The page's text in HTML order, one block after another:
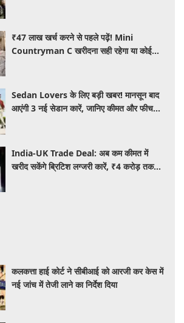
₹47 लाख खर्च करने से पहले पढ़ें! Mini
Countryman C खरीदना सही रहेगा या कोई
Sedan Lovers के लिए बड़ी खबर! मानसून बाद
आएंगी 3 नई सेडान कारें, जानिए कीमत और फीचर्स
India-UK Trade Deal: अब कम कीमत में
खरीद सकेंगे ब्रिटिश लग्जरी कारें, ₹4 करोड़ तक
कलकत्ता हाई कोर्ट ने सीबीआई को आरजी कर केस में
नई जांच में तेजी लाने का निर्देश दिया